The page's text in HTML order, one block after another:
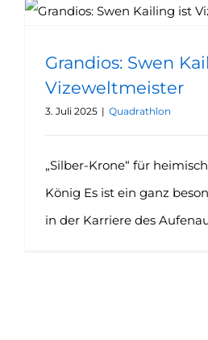
Grandios: Swen
Vizeweltmeister
3. Juli 2025 | Quadrathlon
„Silber-Krone“ für
König Es ist ein ganz
in der Karriere des